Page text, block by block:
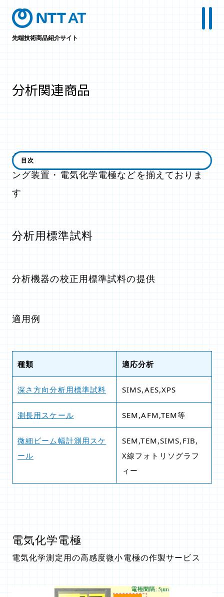
先端技術商品紹介サイト
分析関連商品
分析機器校正用の標準試料や、バイオセンシ
ング装置・電気化学電極などを揃えておりま
す
分析用標準試料
分析機器の校正用標準試料の提供
適用例
種類 適応分析
深さ方向分析用標準試料 SIMS,AES,XPS
測長用スケール SEM,AFM,TEM等
微細ビーム幅計測用スケ
ール
SEM,TEM,SIMS,FIB,
X線フォトリソグラフ
ィー
電気化学電極
電気化学測定用の高感度微小電極の作製サービス
目次